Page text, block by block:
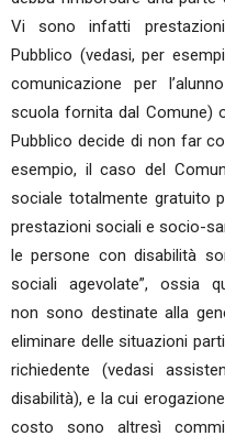
Vi sono infatti prestazioni
Pubblico (vedasi, per
comunicazione per
scuola fornita dal Comune)
Pubblico decide di non far
esempio, il caso del
sociale totalmente gratuito
prestazioni sociali e socio-
le persone con disabilità
sociali agevolate”, ossia
non sono destinate alla
eliminare delle situazioni
richiedente (vedasi
disabilità), e la cui
costo sono altresì